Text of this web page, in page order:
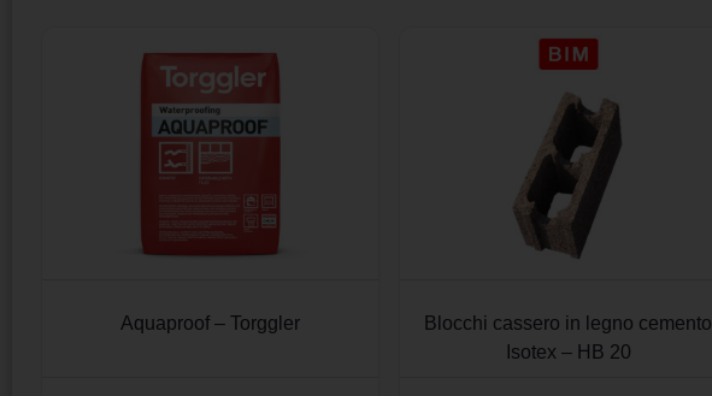
Aquaproof – Torggler
Blocchi cassero in legno cemento
Isotex – HB 20